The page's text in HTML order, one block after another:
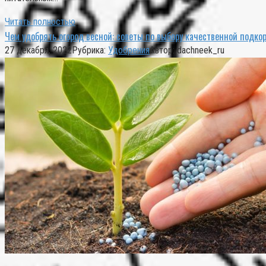
Читать полностью
Чем удобрять огород весной: советы по выбору качественной
27 декабря, 2022Рубрика: УдобренияАвтор: dachneek_ru